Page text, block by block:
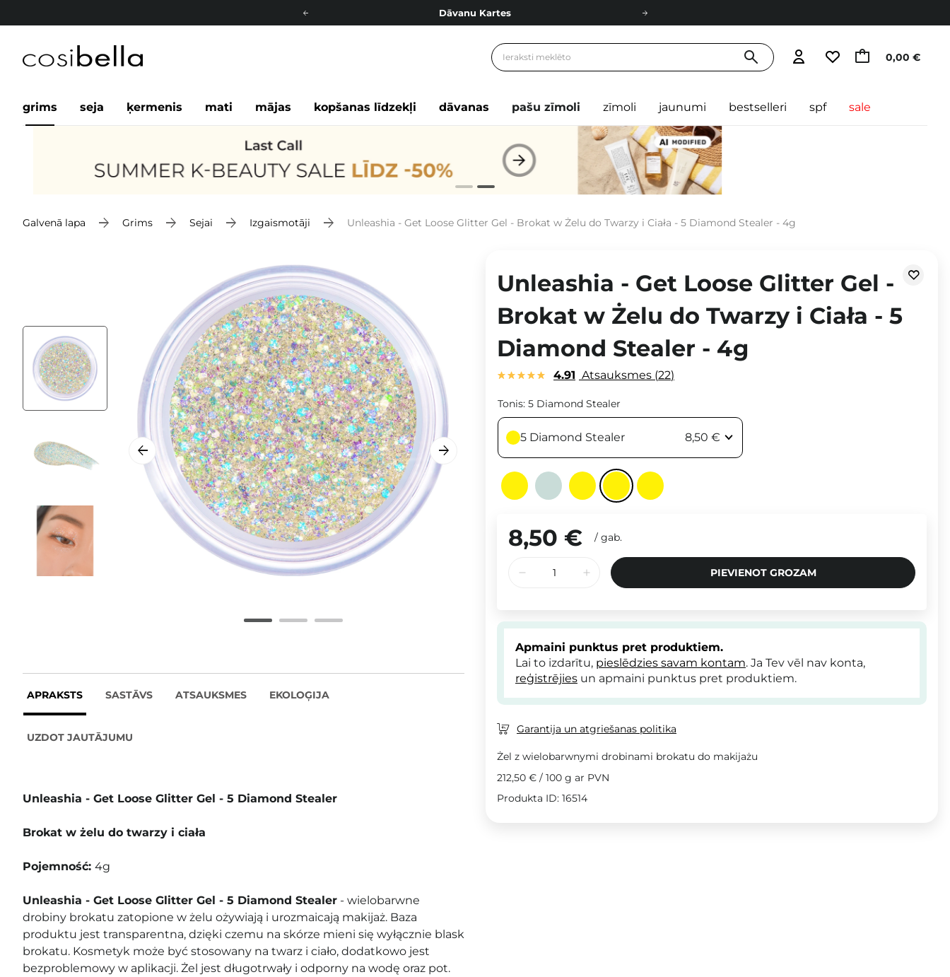
Dāvanu Kartes
Bezmaskas piegāde no 49,00 € 0,00 €
grims seja ķermenis mati mājas kopšanas līdzekļi dāvanas pašu zīmoli zīmoli jaunumi bestselleri spf sale
Galvenā lapa Grims Sejai Izgaismotāji Unleashia - Get Loose Glitter Gel - Brokat w Żelu do Twarzy i Ciała - 5 Diamond Stealer - 4g
APRAKSTS SASTĀVS ATSAUKSMES EKOLOĢIJA
UZDOT JAUTĀJUMU
Unleashia - Get Loose Glitter Gel - 5 Diamond Stealer
Brokat w żelu do twarzy i ciała
Pojemność: 4g
Unleashia - Get Loose Glitter Gel - 5 Diamond Stealer - wielobarwne
drobiny brokatu zatopione w żelu ożywiają i urozmaicają makijaż. Baza
produktu jest transparentna, dzięki czemu na skórze mieni się wyłącznie blask
brokatu. Kosmetyk może być stosowany na twarz i ciało, dodatkowo jest
bezproblemowy w aplikacji. Żel jest długotrwały i odporny na wodę oraz pot.
Unleashia - Get Loose Glitter Gel -
Brokat w Żelu do Twarzy i Ciała - 5
Diamond Stealer - 4g
4.91 Atsauksmes 22
Tonis: 5 Diamond Stealer
5 Diamond Stealer 8,50 €
8,50 € / gab.
PIEVIENOT GROZAM
Apmaini punktus pret produktiem.
Lai to izdarītu, pieslēdzies savam kontam. Ja Tev vēl nav konta,
reģistrējies un apmaini punktus pret produktiem.
Garantija un atgriešanas politika
Żel z wielobarwnymi drobinami brokatu do makijażu
212,50 € / 100 g ar PVN
Produkta ID: 16514